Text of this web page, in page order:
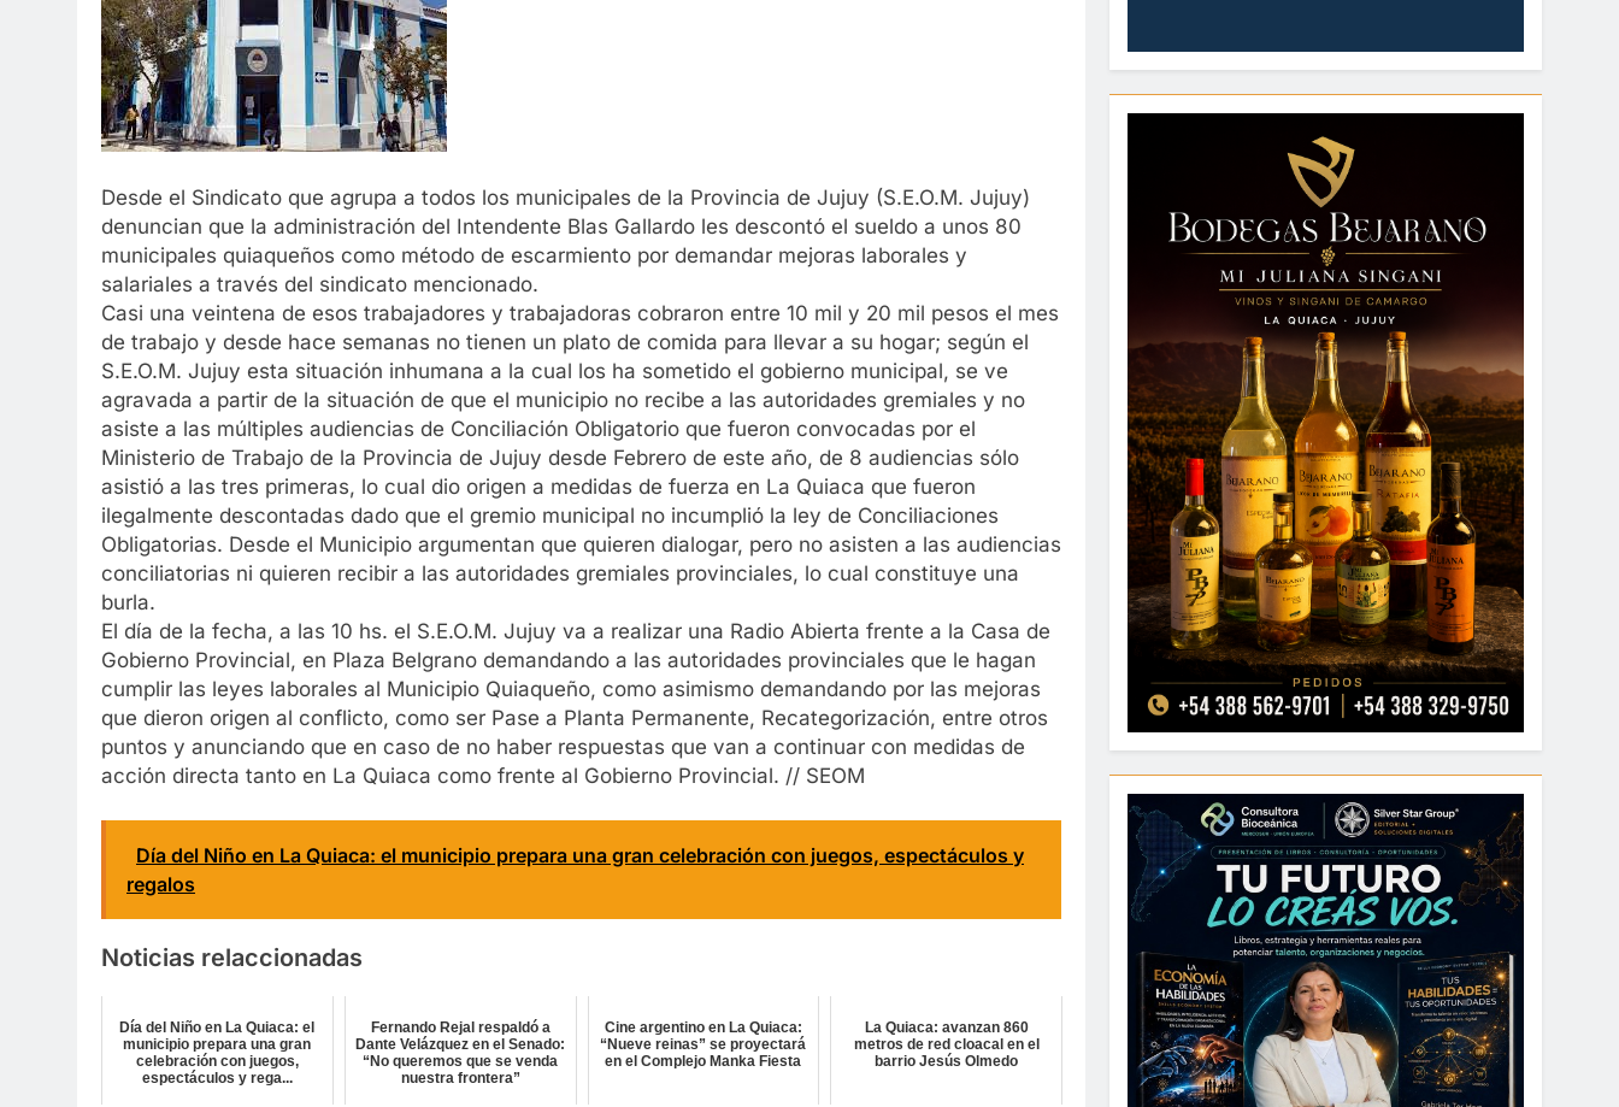
Desde el Sindicato que agrupa a todos los municipales de la Provincia de Jujuy (S.E.O.M. Jujuy)
denuncian que la administración del Intendente Blas Gallardo les descontó el sueldo a unos 80
municipales quiaqueños como método de escarmiento por demandar mejoras laborales y
salariales a través del sindicato mencionado.
Casi una veintena de esos trabajadores y trabajadoras cobraron entre 10 mil y 20 mil pesos el mes
de trabajo y desde hace semanas no tienen un plato de comida para llevar a su hogar; según el
S.E.O.M. Jujuy esta situación inhumana a la cual los ha sometido el gobierno municipal, se ve
agravada a partir de la situación de que el municipio no recibe a las autoridades gremiales y no
asiste a las múltiples audiencias de Conciliación Obligatorio que fueron convocadas por el
Ministerio de Trabajo de la Provincia de Jujuy desde Febrero de este año, de 8 audiencias sólo
asistió a las tres primeras, lo cual dio origen a medidas de fuerza en La Quiaca que fueron
ilegalmente descontadas dado que el gremio municipal no incumplió la ley de Conciliaciones
Obligatorias. Desde el Municipio argumentan que quieren dialogar, pero no asisten a las audiencias
conciliatorias ni quieren recibir a las autoridades gremiales provinciales, lo cual constituye una
burla.
El día de la fecha, a las 10 hs. el S.E.O.M. Jujuy va a realizar una Radio Abierta frente a la Casa de
Gobierno Provincial, en Plaza Belgrano demandando a las autoridades provinciales que le hagan
cumplir las leyes laborales al Municipio Quiaqueño, como asimismo demandando por las mejoras
que dieron origen al conflicto, como ser Pase a Planta Permanente, Recategorización, entre otros
puntos y anunciando que en caso de no haber respuestas que van a continuar con medidas de
acción directa tanto en La Quiaca como frente al Gobierno Provincial. // SEOM
Día del Niño en La Quiaca: el municipio prepara una gran celebración con juegos, espectáculos y
regalos
Noticias relaccionadas
Día del Niño en La Quiaca: el
municipio prepara una gran
celebración con juegos,
espectáculos y rega...
Fernando Rejal respaldó a
Dante Velázquez en el Senado:
“No queremos que se venda
nuestra frontera”
Cine argentino en La Quiaca:
“Nueve reinas” se proyectará
en el Complejo Manka Fiesta
La Quiaca: avanzan 860
metros de red cloacal en el
barrio Jesús Olmedo